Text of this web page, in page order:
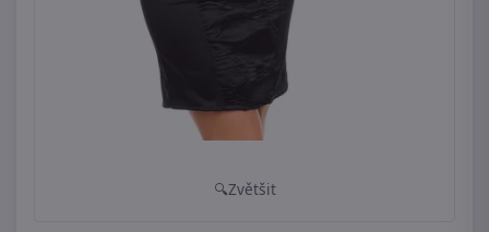
Zvětšit